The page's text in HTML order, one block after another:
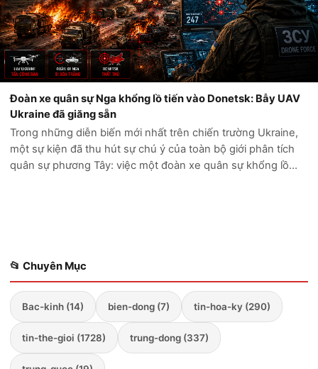
Đoàn xe quân sự Nga khổng lồ tiến vào Donetsk: Bẫy UAV
Ukraine đã giăng sẵn
Trong những diễn biến mới nhất trên chiến trường Ukraine,
một sự kiện đã thu hút sự chú ý của toàn bộ giới phân tích
quân sự phương Tây: việc một đoàn xe quân sự khổng lồ
📂 Chuyên Mục
Bac-kinh (14) bien-dong (7) tin-hoa-ky (290)
tin-the-gioi (1728) trung-dong (337)